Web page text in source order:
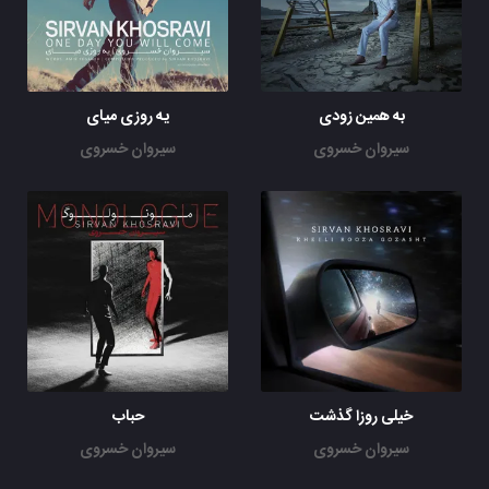
گم میشم گم میشم
به همین زودی
سیروان خسروی
یه روزی میای
سیروان خسروی
خیلی روزا گذشت
سیروان خسروی
حباب
سیروان خسروی